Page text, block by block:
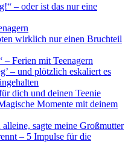
– oder ist das nur eine
wirklich nur einen Bruchteil
– Ferien mit Teenagern
– und plötzlich eskaliert es
dich und deinen Teenie
Momente mit deinem
sagte meine Großmutter
– 5 Impulse für die